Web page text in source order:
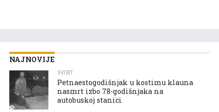
NAJNOVIJE
SVIJET
Petnaestogodišnjak u kostimu klauna
nasmrt izbo 78-godišnjaka na
autobuskoj stanici